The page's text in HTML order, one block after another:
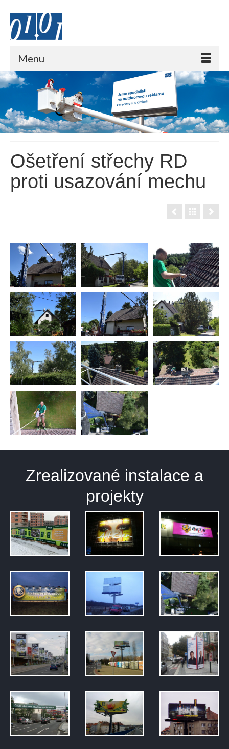
Menu
Ošetření střechy RD
proti usazování mechu
Zrealizované instalace a
projekty